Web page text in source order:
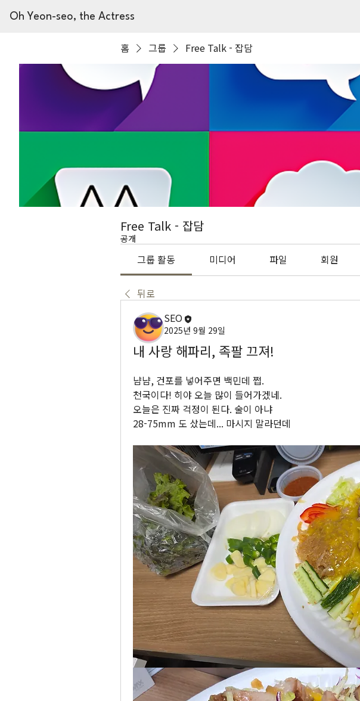
Oh Yeon-seo, the Actress
홈 그룹 Free Talk - 잡담
Free Talk - 잡담
공개
그룹 활동 미디어 파일 회원
뒤로
SEO
2025년 9월 29일
내 사랑 해파리, 족팔 끄져!
냠냠, 건포를 넣어주면 백민데 쩝.
천국이다! 히야 오늘 많이 들어가겠네.
오늘은 진짜 걱정이 된다. 술이 아냐
28-75mm 도 샀는데... 마시지 말라던데